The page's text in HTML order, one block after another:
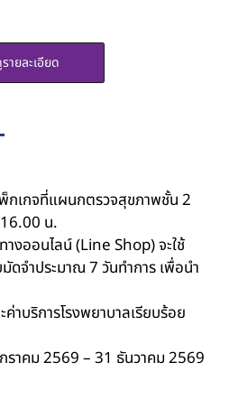
ายละเอียด
กเกจที่แผนกตรวจสุขภาพชั้น 2
16.00 น.
งออนไลน์ (Line Shop) จะใช้
มัดจำประมาณ 7 วันทำการ เพื่อนำ
าบริการโรงพยาบาลเรียบร้อย
กราคม 2569 – 31 ธันวาคม 2569